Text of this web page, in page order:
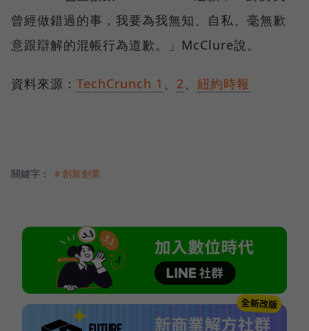
曾經做錯過的事，我要為我無知、自私、毫無歉
意跟辯解的混帳行為道歉。」McClure說。
資料來源： TechCrunch 1 、 2、 紐約時報
關鍵字： ＃創新創業